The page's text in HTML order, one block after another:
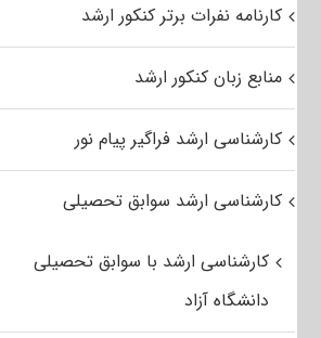
کارنامه نفرات برتر کنکور ارشد
منابع زبان کنکور ارشد
کارشناسی ارشد فراگیر پیام نور
کارشناسی ارشد سوابق تحصیلی
کارشناسی ارشد با سوابق تحصیلی
دانشگاه آزاد